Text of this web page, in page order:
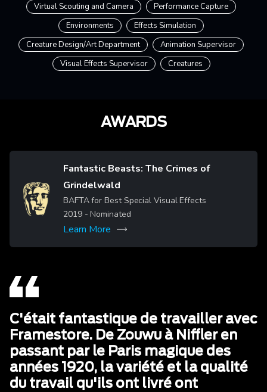
Virtual Scouting and Camera
Performance Capture
Environments
Effects Simulation
Creature Design/Art Department
Animation Supervisor
Visual Effects Supervisor
Creatures
AWARDS
Image
Fantastic Beasts: The Crimes of
Grindelwald
BAFTA for Best Special Visual Effects
2019- Nominated
Learn More
C'était fantastique de travailler avec
Framestore. De Zouwu à Niffler en
passant par le Paris magique des
années 1920, la variété et la qualité
du travail qu'ils ont livré ont